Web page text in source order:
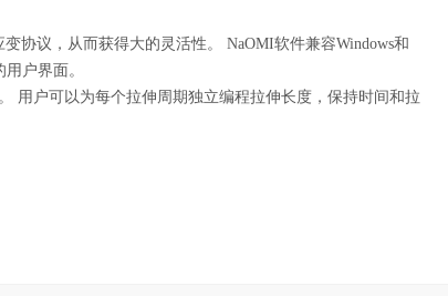
协议，从而获得大的灵活性。 NaOMI软件兼容Windows和
户界面。
用户可以为每个拉伸周期独立编程拉伸长度，保持时间和拉